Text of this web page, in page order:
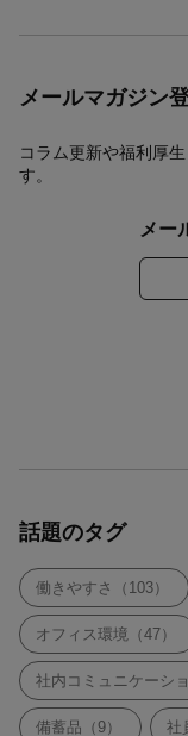
メールマガジン
コラム更新や福利厚
す。
メー
話題のタグ
働きやすさ（103）
オフィス環境（47）
社内コミュニケーショ
備蓄品（9） 社